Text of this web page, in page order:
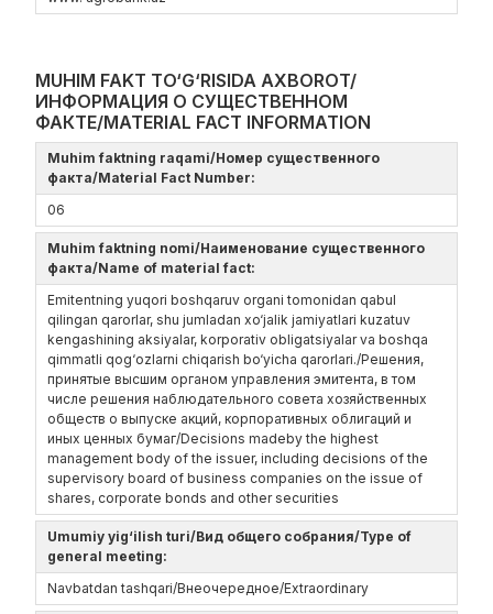
MUHIM FAKT TO‘G‘RISIDA AXBOROT/
ИНФОРМАЦИЯ О СУЩЕСТВЕННОМ
ФАКТЕ/MATERIAL FACT INFORMATION
Muhim faktning raqami/Номер существенного
факта/Material Fact Number:
06
Muhim faktning nomi/Наименование существенного
факта/Name of material fact:
Emitentning yuqori boshqaruv organi tomonidan qabul
qilingan qarorlar, shu jumladan xo‘jalik jamiyatlari kuzatuv
kengashining aksiyalar, korporativ obligatsiyalar va boshqa
qimmatli qog‘ozlarni chiqarish bo‘yicha qarorlari./Решения,
принятые высшим органом управления эмитента, в том
числе решения наблюдательного совета хозяйственных
обществ о выпуске акций, корпоративных облигаций и
иных ценных бумаг/Decisions madeby the highest
management body of the issuer, including decisions of the
supervisory board of business companies on the issue of
shares, corporate bonds and other securities
Umumiy yig‘ilish turi/Вид общего собрания/Type of
general meeting:
Navbatdan tashqari/Внеочередное/Extraordinary